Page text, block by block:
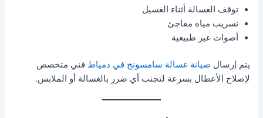
توقف الغسالة أثناء الغسيل
تسريب مياه مفاجئ
أصوات غير طبيعية
يتم إرسال صيانة غسالة سامسونج في دمياط فني متخصص
لإصلاح الأعطال بسرعة لتجنب أي ضرر بالغسالة أو الملابس.